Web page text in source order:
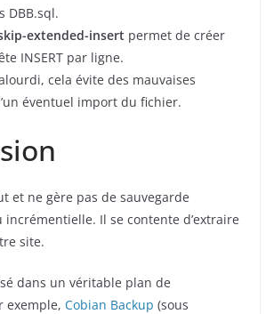
DBB.sql.
extended-insert permet de créer
INSERT par ligne.
cela évite des mauvaises
éventuel import du fichier.
et ne gère pas de sauvegarde
Il se contente d’extraire
site.
dans un véritable plan de
exemple, Cobian Backup (sous